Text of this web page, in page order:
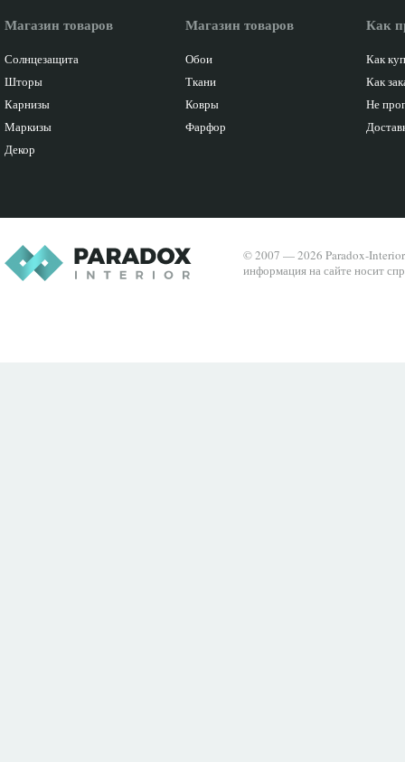
Магазин товаров
Солнцезащита
Шторы
Карнизы
Маркизы
Декор
Магазин товаров
Обои
Ткани
Ковры
Фарфор
Как
Как
Как
Не
© 2007 — 2026 Paradox-
информация на сайте носит